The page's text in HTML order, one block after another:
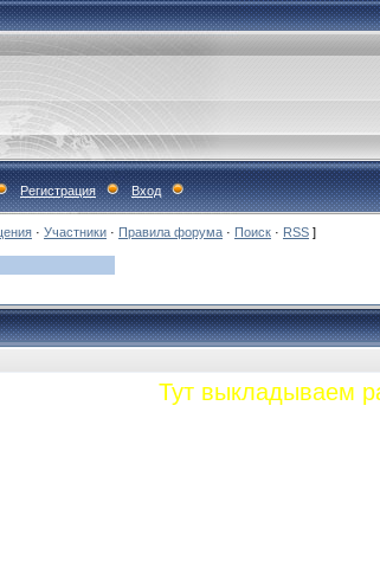
Регистрация Вход
· Участники · Правила форума · Поиск · RSS ]
Тут выкладываем